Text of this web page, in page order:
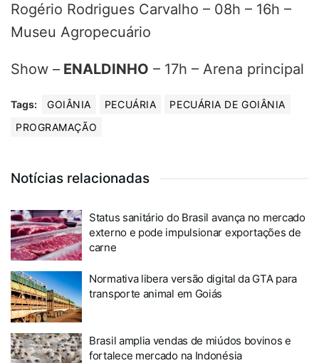
Rogério Rodrigues Carvalho – 08h – 16h –
Museu Agropecuário
Show – ENALDINHO – 17h – Arena principal
Tags: GOIÂNIA PECUÁRIA
PECUÁRIA DE GOIÂNIA
PROGRAMAÇÃO
Notícias relacionadas
Status sanitário do Brasil avança no mercado
externo e pode impulsionar exportações de
carne
Normativa libera versão digital da GTA para
transporte animal em Goiás
Brasil amplia vendas de miúdos bovinos e
fortalece mercado na Indonésia